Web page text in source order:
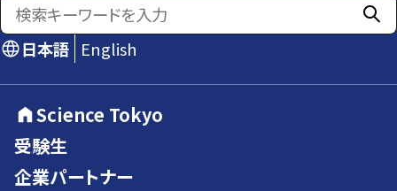
日本語 English
Science Tokyo
受験生
企業パートナー